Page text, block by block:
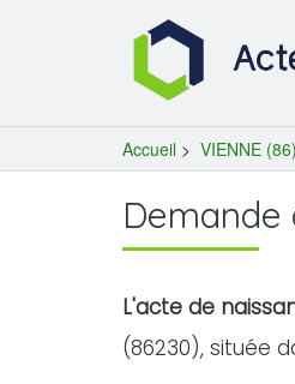
Accueil > VIENNE (86)
Demande
L'acte de
(86230), située